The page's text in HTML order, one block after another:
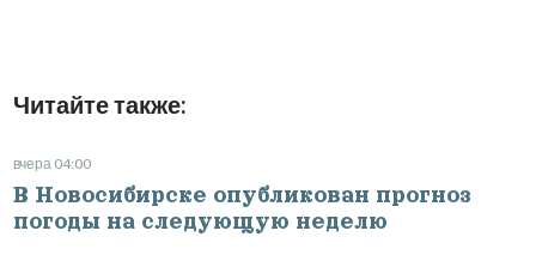
Читайте также:
вчера 04:00
В Новосибирске опубликован прогноз
погоды на следующую неделю